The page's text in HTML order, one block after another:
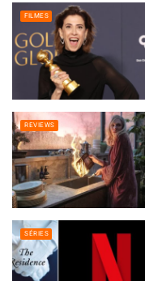
FILMES
REVIEWS
SÉRIES